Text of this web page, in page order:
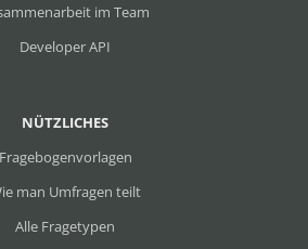
NÜTZLICHES
Fragebogenvorlagen
man Umfragen teilt
Alle Fragetypen
im Team
Developer API